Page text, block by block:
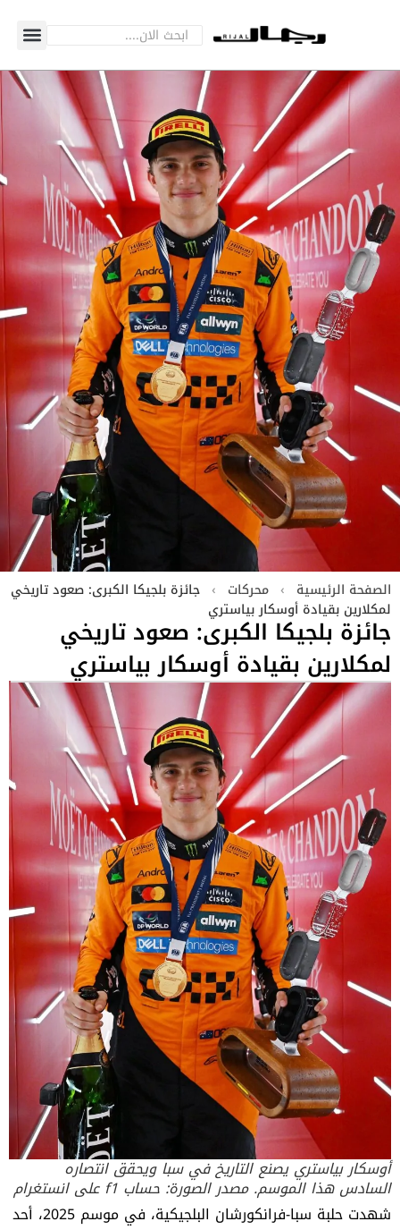
الصفحة الرئيسية › محركات › جائزة بلجيكا الكبرى: صعود تاريخي
لمكلارين بقيادة أوسكار بياستري
جائزة بلجيكا الكبرى: صعود تاريخي
لمكلارين بقيادة أوسكار بياستري
أوسكار بياستري يصنع التاريخ في سبا ويحقق انتصاره
السادس هذا الموسم. مصدر الصورة: حساب f1 على انستغرام
شهدت حلبة سبا-فرانكورشان البلجيكية، في موسم 2025، أحد